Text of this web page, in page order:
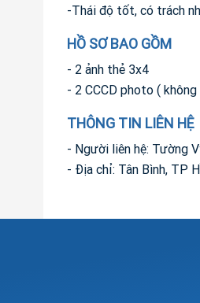
-Thái độ tốt, có trách
HỒ SƠ BAO GỒM
- 2 ảnh thẻ 3x4
- 2 CCCD photo (
THÔNG TIN LIÊN HỆ
- Người liên hệ: Tường
- Địa chỉ: Tân Bình, TP